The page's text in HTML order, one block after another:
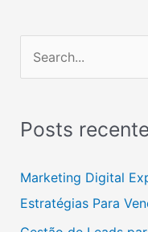
qPosts
Marketing Digital
Estratégias Para